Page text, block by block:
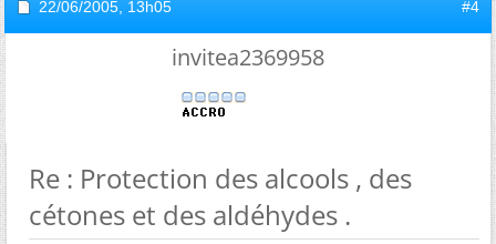
22/06/2005, 13h05 #4
invitea2369958
Re : Protection des alcools , des
cétones et des aldéhydes .